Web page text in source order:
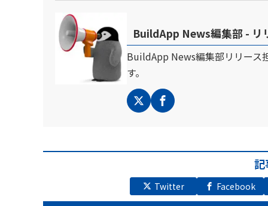
BuildApp News編集部 - リ
BuildApp News編集部リリース
す。
記
Twitter Facebook